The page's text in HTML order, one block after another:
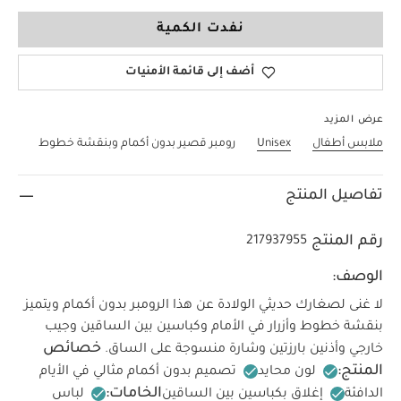
نفدت الكمية
أضف إلى قائمة الأمنيات
عرض المزيد
ملابس أطفال Unisex رومبر قصير بدون أكمام وبنقشة خطوط
تفاصيل المنتج
رقم المنتج 217937955
الوصف:
لا غنى لصغارك حديثي الولادة عن هذا الرومبر بدون أكمام ويتميز
بنقشة خطوط وأزرار في الأمام وكباسين بين الساقين وجيب
خارجي وأذنين بارزتين وشارة منسوجة على الساق. خصائص
المنتج:
لون محايد
تصميم بدون أكمام مثالي في الأيام
الدافئة
إغلاق بكباسين بين الساقينالخامات:
لباس